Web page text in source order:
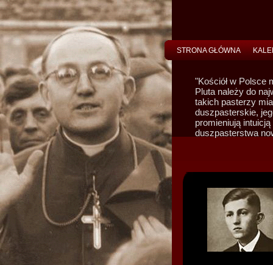
STRONA GŁÓWNA
"Kościół w Polsce
Pluta należy do
takich pasterzy
duszpasterskie,
promieniują
duszpasterstwa